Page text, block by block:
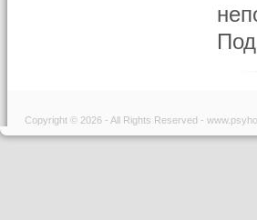
Copyright © 2026 - All Rights Reserved -